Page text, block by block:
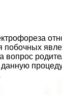
побочных
вопрос